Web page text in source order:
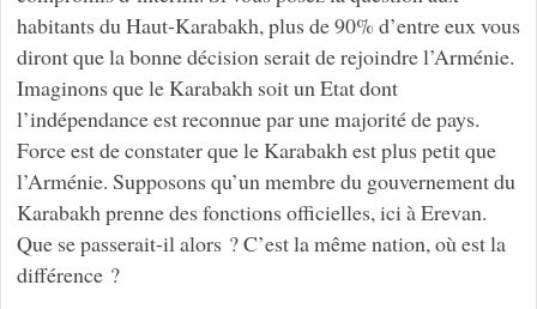
habitants du Haut-Karabakh, plus de 90% d’entre eux vous
diront que la bonne décision serait de rejoindre l’Arménie.
Imaginons que le Karabakh soit un Etat dont
l’indépendance est reconnue par une majorité de pays.
Force est de constater que le Karabakh est plus petit que
l’Arménie. Supposons qu’un membre du gouvernement du
Karabakh prenne des fonctions officielles, ici à Erevan.
Que se passerait-il alors ? C’est la même nation, où est la
différence ?